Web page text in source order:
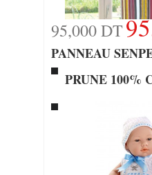
95,000 DT
PANNEAU
PRUNE 100%